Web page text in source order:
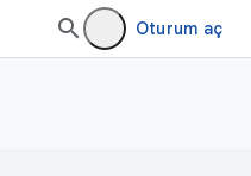
Oturum aç